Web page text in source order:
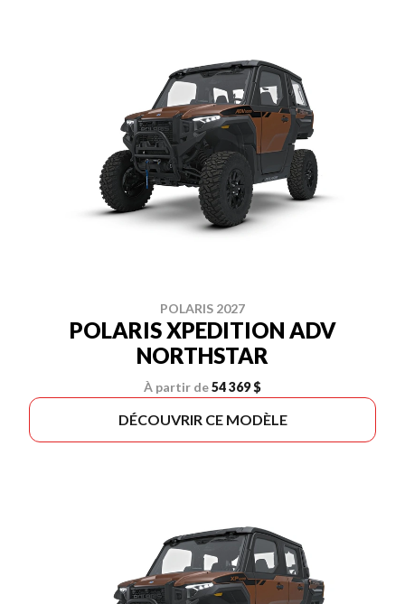
POLARIS 2027
POLARIS XPEDITION ADV
NORTHSTAR
À partir de54 369 $
DÉCOUVRIR CE MODÈLE